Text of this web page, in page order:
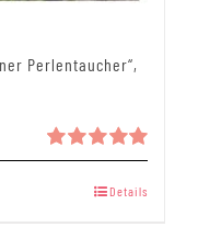
Perlentaucher“,
Bewertet
5.00Details